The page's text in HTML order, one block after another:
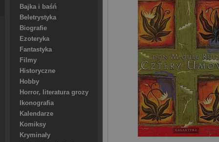
Bajka i baśń
Beletrystyka
Biografie
Ezoteryka
Fantastyka
Filmy
Historyczne
Hobby
Horror, literatura grozy
Ikonografia
Kalendarze
Komiksy
Kryminały